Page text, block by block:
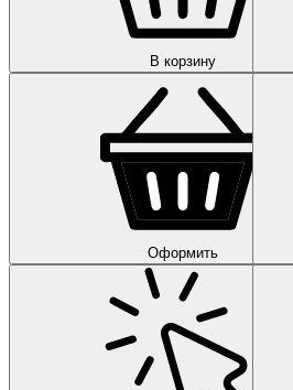
В корзину
Оформить